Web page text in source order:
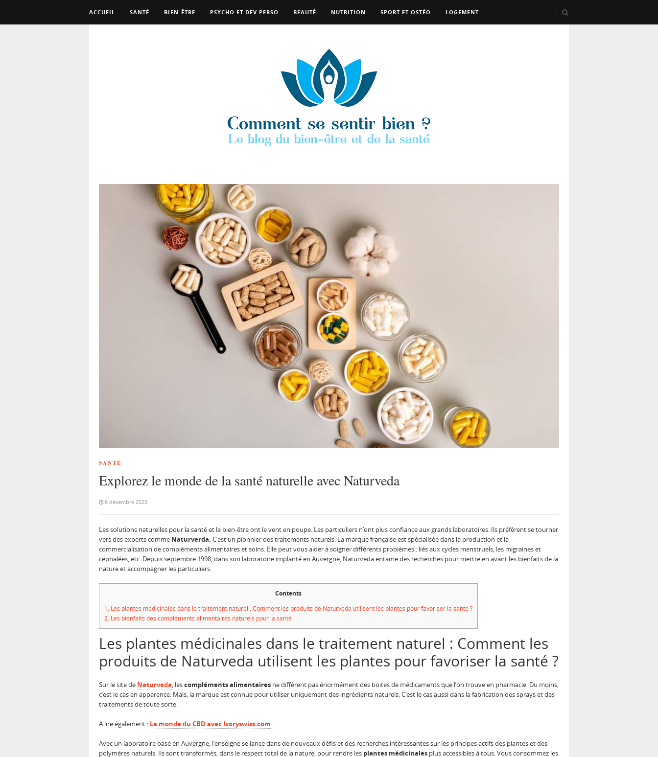
ACCUEIL SANTÉ BIEN-ÊTRE PSYCHO ET DEV PERSO BEAUTÉ NUTRITION SPORT ET OSTÉO LOGEMENT
SANTÉ
Explorez le monde de la santé naturelle avec Naturveda
6 décembre 2023
Les solutions naturelles pour la santé et le bien-être ont le vent en poupe. Les particuliers n’ont plus confiance aux grands laboratoires. Ils préfèrent se tourner
vers des experts comme Naturverda. C’est un pionnier des traitements naturels. La marque française est spécialisée dans la production et la
commercialisation de compléments alimentaires et soins. Elle peut vous aider à soigner différents problèmes : liés aux cycles menstruels, les migraines et
céphalées, etc. Depuis septembre 1998, dans son laboratoire implanté en Auvergne, Naturveda entame des recherches pour mettre en avant les bienfaits de la
nature et accompagner les particuliers.
Contents
1. Les plantes médicinales dans le traitement naturel : Comment les produits de Naturveda utilisent les plantes pour favoriser la santé ?
2. Les bienfaits des compléments alimentaires naturels pour la santé
Les plantes médicinales dans le traitement naturel : Comment les
produits de Naturveda utilisent les plantes pour favoriser la santé ?
Sur le site de Naturveda, lescompléments alimentaires ne diffèrent pas énormément des boites de médicaments que l’on trouve en pharmacie. Du moins,
c’est le cas en apparence. Mais, la marque est connue pour utiliser uniquement des ingrédients naturels. C’est le cas aussi dans la fabrication des sprays et des
traitements de toute sorte.
A lire également : Le monde du CBD avec Ivoryswiss.com
Avec un laboratoire basé en Auvergne, l’enseigne se lance dans de nouveaux défis et des recherches intéressantes sur les principes actifs des plantes et des
polymères naturels. Ils sont transformés, dans le respect total de la nature, pour rendre les plantes médicinales plus accessibles à tous. Vous consommez les